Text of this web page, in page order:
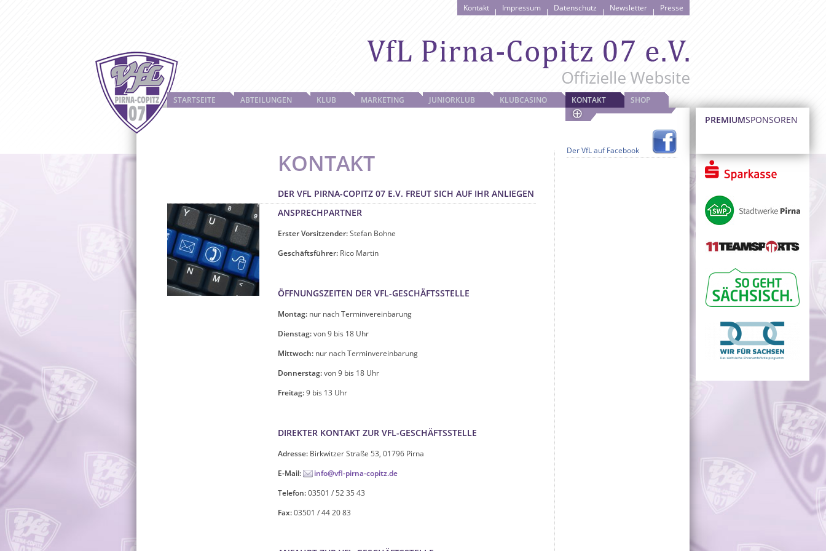
Kontakt Impressum Datenschutz Newsletter Presse
STARTSEITE ABTEILUNGEN KLUB MARKETING JUNIORKLUB KLUBCASINO KONTAKT SHOP
Der VfL auf Facebook
PREMIUMSPONSOREN
KONTAKT
DER VFL PIRNA-COPITZ 07 E.V. FREUT SICH AUF IHR ANLIEGEN
ANSPRECHPARTNER
Erster Vorsitzender:Stefan Bohne
Geschäftsführer: Rico Martin
ÖFFNUNGSZEITEN DER VFL-GESCHÄFTSSTELLE
Montag: nur nach Terminvereinbarung
Dienstag:von 9 bis 18 Uhr
Mittwoch: nur nach Terminvereinbarung
Donnerstag:von 9 bis 18 Uhr
Freitag:9 bis 13 Uhr
DIREKTER KONTAKT ZUR VFL-GESCHÄFTSSTELLE
Adresse: Birkwitzer Straße 53, 01796 Pirna
E-Mail:
info@vfl-pirna-copitz.de
Telefon:03501 / 52 35 43
Fax:03501 / 44 20 83